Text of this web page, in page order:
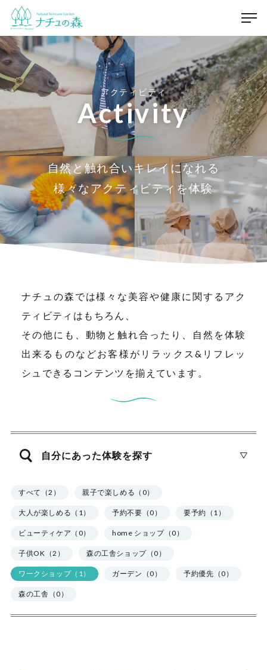
アクティビティ
Activity
自然と触れ合いキレイになれる
様々なアクティビティを体験
ナチュの森では様々な美容や健康に関するアク
ティビティはもちろん、
その他にも、動物と触れ合ったり、自然を体験
出来るものなどお客様がリラックス&リフレッ
シュできるコンテンツを揃えています。
自分にあった体験を探す
すべて（2） 親子で楽しめる（0）
大人が楽しめる（1） 予約不要（0） 要予約（1）
ビューティケア（0） home ショップ（0）
子供OK（2） 森の工舎ショップ（0）
ワークショップ（1） ガーデン（0） 予約優先（0）
森の工舎（0）